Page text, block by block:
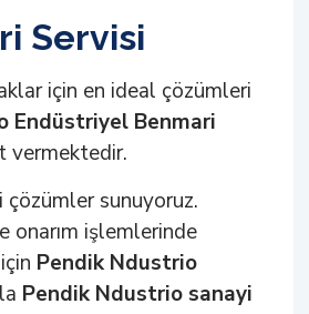
Servisi
için en ideal çözümleri
Endüstriyel Benmari
vermektedir.
sunuyoruz.
onarım işlemlerinde
Pendik Ndustrio
Pendik Ndustrio sanayi